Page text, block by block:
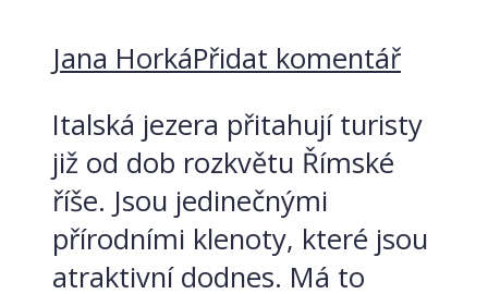
Jana HorkáPřidat komentář
Italská jezera přitahují turisty
již od dob rozkvětu Římské
říše. Jsou jedinečnými
přírodními klenoty, které jsou
atraktivní dodnes. Má to